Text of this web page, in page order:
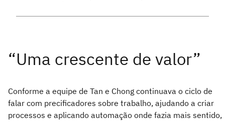
Conforme a equipe de Tan e Chong continuava o ciclo de
falar com precificadores sobre trabalho, ajudando a criar
processos e aplicando automação onde fazia mais sentido,